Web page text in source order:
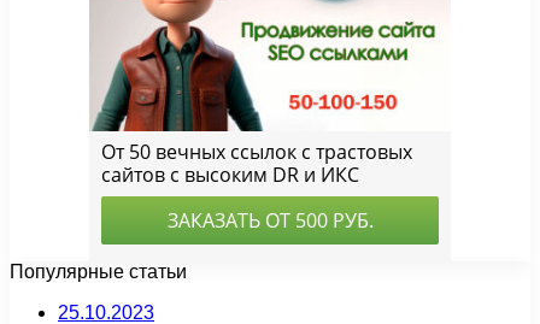
Популярные статьи
25.10.2023